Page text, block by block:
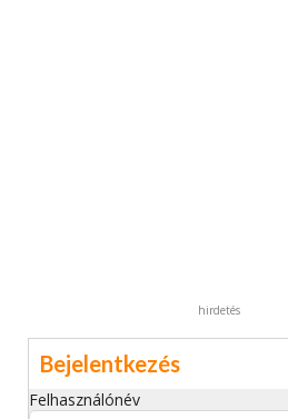
hirdetés
Bejelentkezés
Felhasználónév